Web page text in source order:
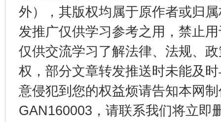
外），其版权均属于原作者或归
发推广仅供学习参考之用，禁止
仅供交流学习了解法律、法规、
权，部分文章转发推送时未能及
意侵犯到您的权益烦请告知本网
GAN160003，请联系我们将立即
千年窑火 生生不息 一